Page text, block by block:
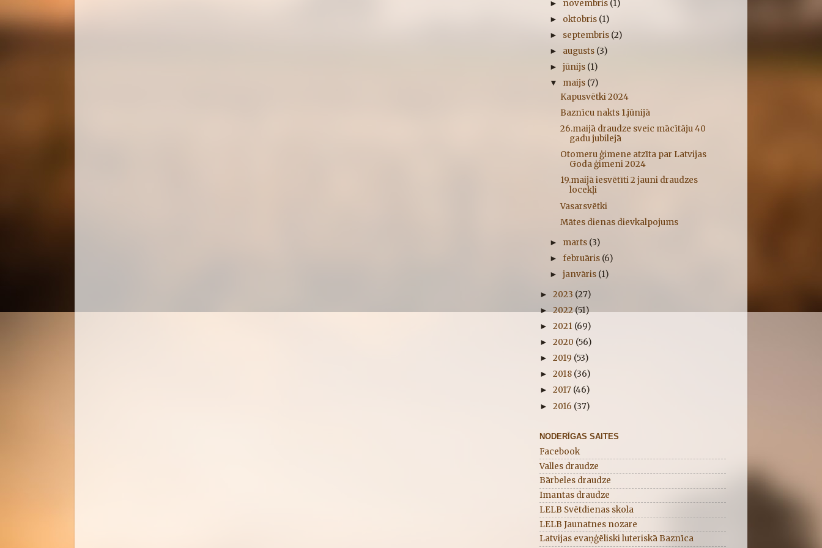
► novembris (1)
► oktobris (1)
► septembris (2)
► augusts (3)
►jūnijs (1)
▼ maijs (7)
Kapusvētki 2024
Baznīcu nakts 1.jūnijā
26.maijā draudze sveic mācītāju 40
gadu jubilejā
Otomeru ģimene atzīta par Latvijas
Goda ģimeni 2024
19.maijā iesvētīti 2 jauni draudzes
locekļi
Vasarsvētki
Mātes dienas dievkalpojums
► marts (3)
►februāris (6)
►janvāris (1)
► 2023 (27)
►2022(51)
► 2021 (69)
► 2020 (56)
► 2019 (53)
► 2018 (36)
► 2017 (46)
► 2016 (37)
NODERĪGAS SAITES
Facebook
Valles draudze
Bārbeles draudze
Imantas draudze
LELB Svētdienas skola
LELB Jaunatnes nozare
Latvijas evaņģēliski luteriskā Baznīca